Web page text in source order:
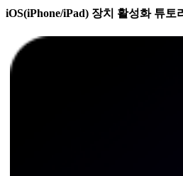
iOS(iPhone/iPad) 장치 활성화 튜토